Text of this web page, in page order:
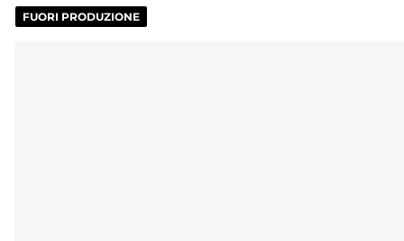
FUORI PRODUZIONE